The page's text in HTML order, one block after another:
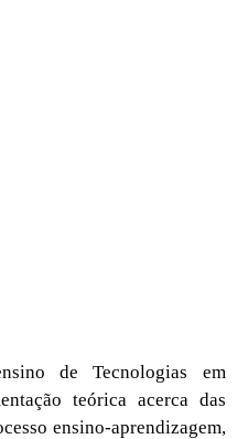
de Tecnologias em
teórica acerca das
ensino-aprendizagem,